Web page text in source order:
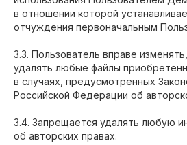
в отношении которой
отчуждения первоначальным
3.3. Пользователь вправе
удалять любые файлы
в случаях, предусмотренных
Российской Федерации об
3.4. Запрещается удалять любую
об авторских правах.